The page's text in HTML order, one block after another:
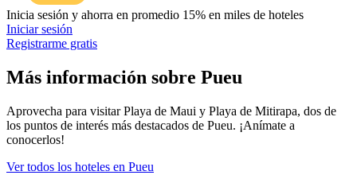
Inicia sesión y ahorra en promedio 15% en miles de hoteles
Iniciar sesión
Registrarme gratis
Más información sobre Pueu
Aprovecha para visitar Playa de Maui y Playa de Mitirapa, dos de
los puntos de interés más destacados de Pueu. ¡Anímate a
conocerlos!
Ver todos los hoteles en Pueu